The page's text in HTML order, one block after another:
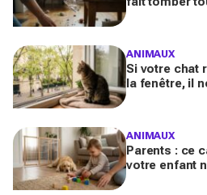
ANIMAUX
Si votre chat
la fenêtre, il
ANIMAUX
Parents : ce
votre enfant